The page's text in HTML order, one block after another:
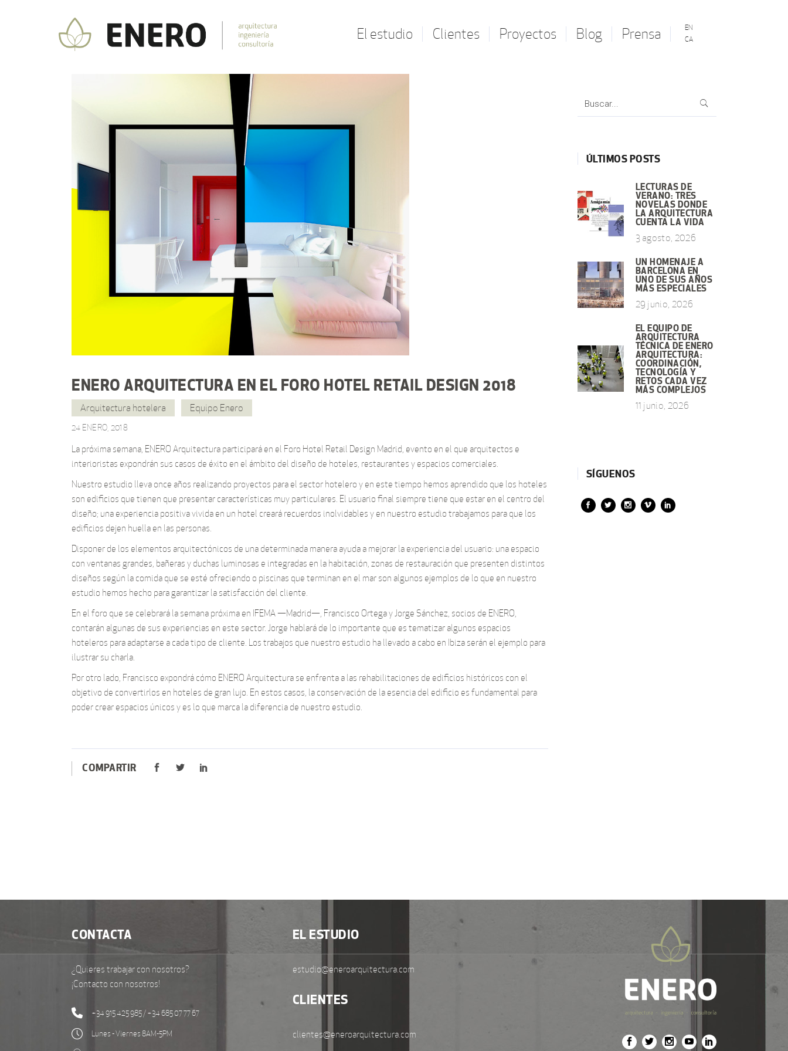
El estudio Clientes Proyectos Blog Prensa
EN
CA
ENERO ARQUITECTURA EN EL FORO HOTEL RETAIL DESIGN 2018
Arquitectura hotelera Equipo Enero
24 ENERO, 2018
La próxima semana, ENERO Arquitectura participará en el Foro Hotel Retail Design Madrid, evento en el que arquitectos e
interioristas expondrán sus casos de éxito en el ámbito del diseño de hoteles, restaurantes y espacios comerciales.
Nuestro estudio lleva once años realizando proyectos para el sector hotelero y en este tiempo hemos aprendido que los hoteles
son edificios que tienen que presentar características muy particulares. El usuario final siempre tiene que estar en el centro del
diseño; una experiencia positiva vivida en un hotel creará recuerdos inolvidables y en nuestro estudio trabajamos para que los
edificios dejen huella en las personas.
Disponer de los elementos arquitectónicos de una determinada manera ayuda a mejorar la experiencia del usuario: una espacio
con ventanas grandes, bañeras y duchas luminosas e integradas en la habitación, zonas de restauración que presenten distintos
diseños según la comida que se esté ofreciendo o piscinas que terminan en el mar son algunos ejemplos de lo que en nuestro
estudio hemos hecho para garantizar la satisfacción del cliente.
En el foro que se celebrará la semana próxima en IFEMA —Madrid—, Francisco Ortega y Jorge Sánchez, socios de ENERO,
contarán algunas de sus experiencias en este sector. Jorge hablará de lo importante que es tematizar algunos espacios
hoteleros para adaptarse a cada tipo de cliente. Los trabajos que nuestro estudio ha llevado a cabo en Ibiza serán el ejemplo para
ilustrar su charla.
Por otro lado, Francisco expondrá cómo ENERO Arquitectura se enfrenta a las rehabilitaciones de edificios históricos con el
objetivo de convertirlos en hoteles de gran lujo. En estos casos, la conservación de la esencia del edificio es fundamental para
poder crear espacios únicos y es lo que marca la diferencia de nuestro estudio.
COMPARTIR
Search
ÚLTIMOS POSTS
LECTURAS DE
VERANO: TRES
NOVELAS DONDE
LA ARQUITECTURA
CUENTA LA VIDA
3 agosto, 2026
UN HOMENAJE A
BARCELONA EN
UNO DE SUS AÑOS
MÁS ESPECIALES
29 junio, 2026
EL EQUIPO DE
ARQUITECTURA
TÉCNICA DE ENERO
ARQUITECTURA:
COORDINACIÓN,
TECNOLOGÍA Y
RETOS CADA VEZ
MÁS COMPLEJOS
11 junio, 2026
SÍGUENOS
CONTACTA
¿Quieres trabajar con nosotros?
¡Contacto con nosotros!
+34 915 425 985 / +34 685 07 77 67
Lunes - Viernes 8AM-5PM
EL ESTUDIO
estudio@eneroarquitectura.com
CLIENTES
clientes@eneroarquitectura.com